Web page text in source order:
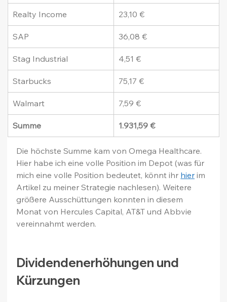
Realty Income 23,10 €
SAP 36,08 €
Stag Industrial 4,51 €
Starbucks 75,17 €
Walmart 7,59 €
Summe 1.931,59 €
Die höchste Summe kam von Omega Healthcare.
Hier habe ich eine volle Position im Depot (was für
mich eine volle Position bedeutet, könnt ihr hier im
Artikel zu meiner Strategie nachlesen). Weitere
größere Ausschüttungen konnten in diesem
Monat von Hercules Capital, AT&T und Abbvie
vereinnahmt werden.
Dividendenerhöhungen und
Kürzungen